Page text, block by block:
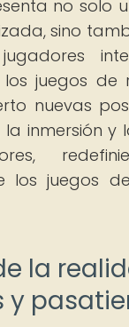
no solo
sino
juegos de
nuevas
inmersión y
los juegos
la
y